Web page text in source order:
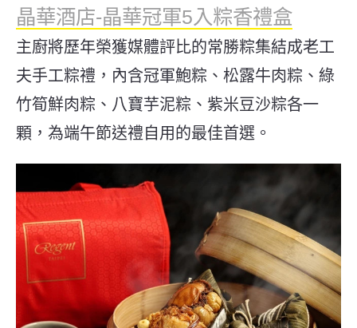
晶華酒店-晶華冠軍5入粽香禮盒
主廚將歷年榮獲媒體評比的常勝粽集結成老工
夫手工粽禮，內含冠軍鮑粽、松露牛肉粽、綠
竹筍鮮肉粽、八寶芋泥粽、紫米豆沙粽各一
顆，為端午節送禮自用的最佳首選。